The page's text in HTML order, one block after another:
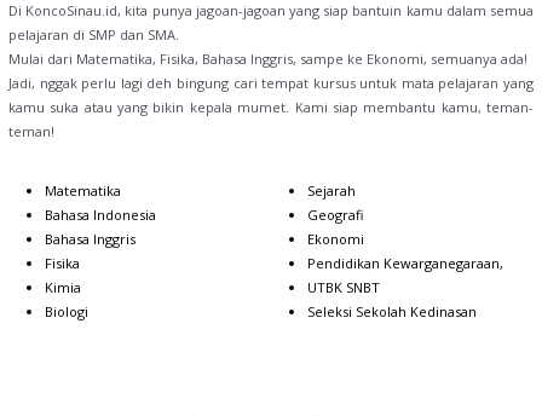
Di KoncoSinau.id, kita punya jagoan-jagoan yang siap bantuin kamu dalam semua
pelajaran di SMP dan SMA.
Mulai dari Matematika, Fisika, Bahasa Inggris, sampe ke Ekonomi, semuanya ada!
Jadi, nggak perlu lagi deh bingung cari tempat kursus untuk mata pelajaran yang
kamu suka atau yang bikin kepala mumet. Kami siap membantu kamu, teman-
teman!
Matematika
Bahasa Indonesia
Bahasa Inggris
Fisika
Kimia
Biologi
Sejarah
Geografi
Ekonomi
Pendidikan Kewarganegaraan,
UTBK SNBT
Seleksi Sekolah Kedinasan